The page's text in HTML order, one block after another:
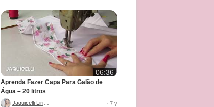
06:36
Aprenda Fazer Capa Para Galão de
Água – 20 litros
· 7 y